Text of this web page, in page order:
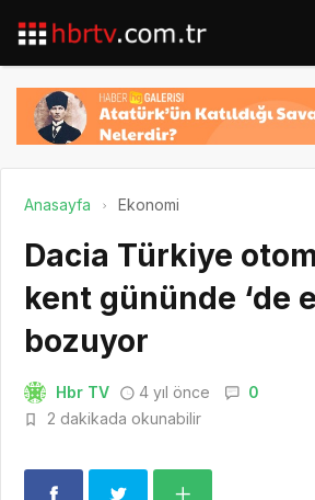
Anasayfa Ekonomi
Dacia Türkiye
kent gününde ‘de
bozuyor
Hbr TV 4 yıl önce
0
2 dakikada okunabilir